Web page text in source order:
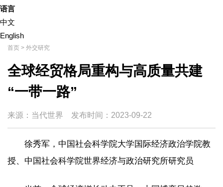
语言
中文
English
首页 > 外交研究
全球经贸格局重构与高质量共建
“一带一路”
来源：当代世界 发布时间： 2023-09-22
徐秀军，中国社会科学院大学国际经济政治学院教
授、中国社会科学院世界经济与政治研究所研究员